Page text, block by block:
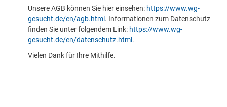
Unsere AGB können Sie hier einsehen: https://www.wg-
gesucht.de/en/agb.html . Informationen zum Datenschutz
finden Sie unter folgendem Link: https://www.wg-
gesucht.de/en/datenschutz.html .
Vielen Dank für Ihre Mithilfe.